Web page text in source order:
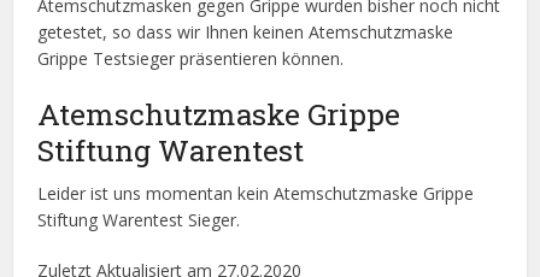
Atemschutzmasken gegen Grippe wurden bisher noch nicht
getestet, so dass wir Ihnen keinen Atemschutzmaske
Grippe Testsieger präsentieren können.
Atemschutzmaske Grippe
Stiftung Warentest
Leider ist uns momentan kein Atemschutzmaske Grippe
Stiftung Warentest Sieger.
Zuletzt Aktualisiert am 27.02.2020